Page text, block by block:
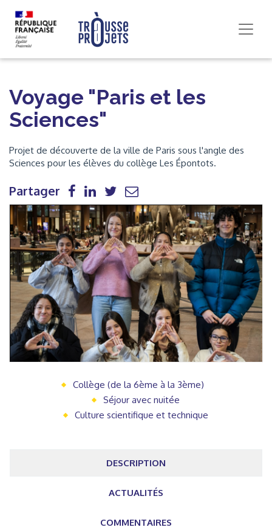
Voyage "Paris et les
Sciences"
Projet de découverte de la ville de Paris sous l'angle des
Sciences pour les élèves du collège Les Épontots.
Partager
Collège (de la 6ème à la 3ème)
Séjour avec nuitée
Culture scientifique et technique
DESCRIPTION
ACTUALITÉS
COMMENTAIRES